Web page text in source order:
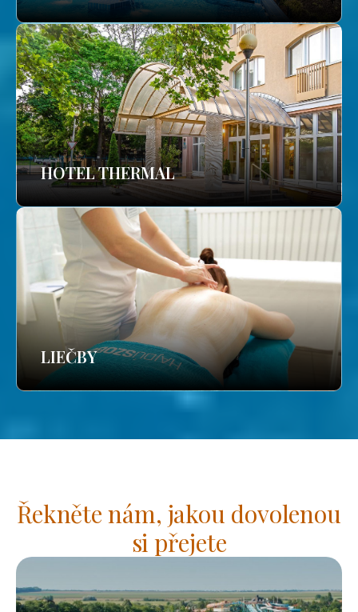
HOTEL THERMAL
LIEČBY
Řekněte nám, jakou dovolenou
si přejete